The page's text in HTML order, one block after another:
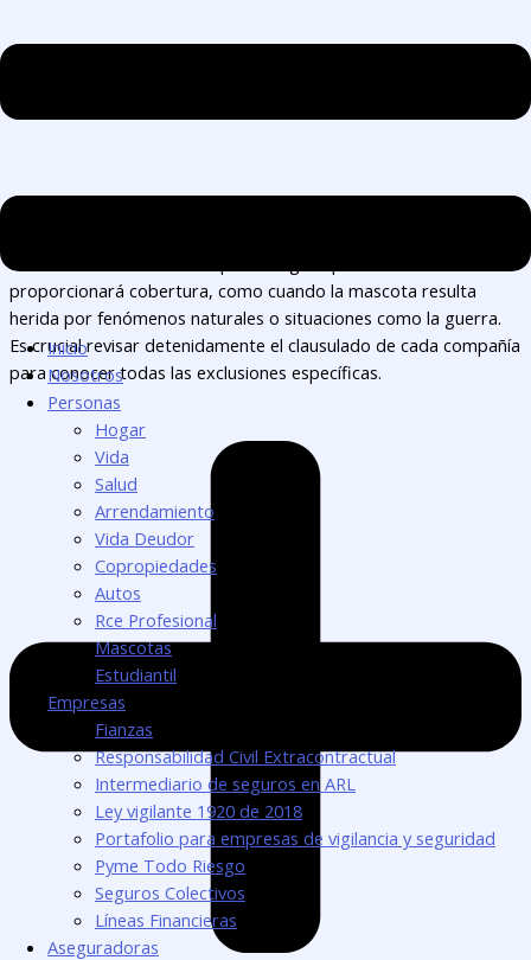
Inicio
Nosotros
Personas
Hogar
Vida
Salud
Arrendamiento
Vida Deudor
Copropiedades
Autos
Rce Profesional
Mascotas
Estudiantil
Empresas
Fianzas
Responsabilidad Civil Extracontractual
Intermediario de seguros en ARL
Ley vigilante 1920 de 2018
Portafolio para empresas de vigilancia y seguridad
Pyme Todo Riesgo
Seguros Colectivos
Líneas Financieras
Aseguradoras
Existen situaciones en las que un seguro para mascotas no
proporcionará cobertura, como cuando la mascota resulta
herida por fenómenos naturales o situaciones como la guerra.
Es crucial revisar detenidamente el clausulado de cada compañía
para conocer todas las exclusiones específicas.